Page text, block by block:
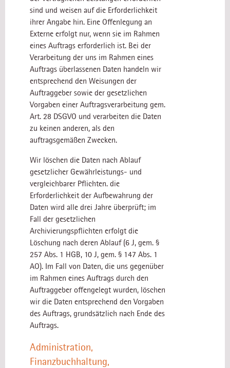
sind und weisen auf die Erforderlichkeit
ihrer Angabe hin. Eine Offenlegung an
Externe erfolgt nur, wenn sie im Rahmen
eines Auftrags erforderlich ist. Bei der
Verarbeitung der uns im Rahmen eines
Auftrags überlassenen Daten handeln wir
entsprechend den Weisungen der
Auftraggeber sowie der gesetzlichen
Vorgaben einer Auftragsverarbeitung gem.
Art. 28 DSGVO und verarbeiten die Daten
zu keinen anderen, als den
auftragsgemäßen Zwecken.
Wir löschen die Daten nach Ablauf
gesetzlicher Gewährleistungs- und
vergleichbarer Pflichten. die
Erforderlichkeit der Aufbewahrung der
Daten wird alle drei Jahre überprüft; im
Fall der gesetzlichen
Archivierungspflichten erfolgt die
Löschung nach deren Ablauf (6 J, gem. §
257 Abs. 1 HGB, 10 J, gem. § 147 Abs. 1
AO). Im Fall von Daten, die uns gegenüber
im Rahmen eines Auftrags durch den
Auftraggeber offengelegt wurden, löschen
wir die Daten entsprechend den Vorgaben
des Auftrags, grundsätzlich nach Ende des
Auftrags.
Administration,
Finanzbuchhaltung,